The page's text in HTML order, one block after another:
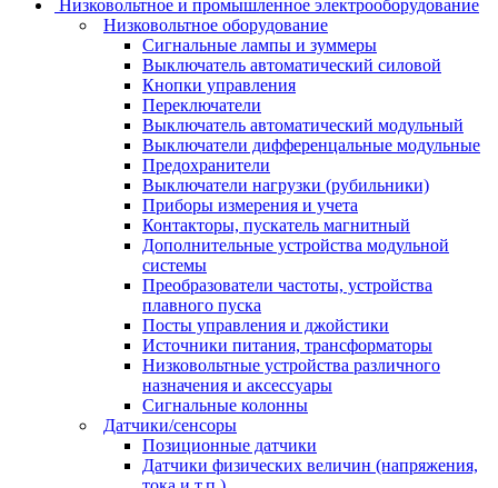
Низковольтное и промышленное электрооборудование
Низковольтное оборудование
Сигнальные лампы и зуммеры
Выключатель автоматический силовой
Кнопки управления
Переключатели
Выключатель автоматический модульный
Выключатели дифференцальные модульные
Предохранители
Выключатели нагрузки (рубильники)
Приборы измерения и учета
Контакторы, пускатель магнитный
Дополнительные устройства модульной
системы
Преобразователи частоты, устройства
плавного пуска
Посты управления и джойстики
Источники питания, трансформаторы
Низковольтные устройства различного
назначения и аксессуары
Сигнальные колонны
Датчики/сенсоры
Позиционные датчики
Датчики физических величин (напряжения,